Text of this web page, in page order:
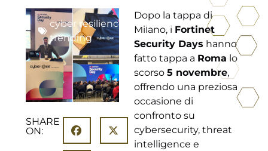
cyber resilience IT security roma
trending
Dopo la tappa di
Milano, i Fortinet
Security Days hanno
fatto tappa a Roma lo
scorso 5 novembre,
offrendo una preziosa
occasione di
confronto su
cybersecurity, threat
intelligence e
SHARE
ON: